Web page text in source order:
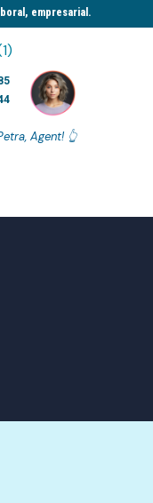
empresarial.​
Agent! 👆